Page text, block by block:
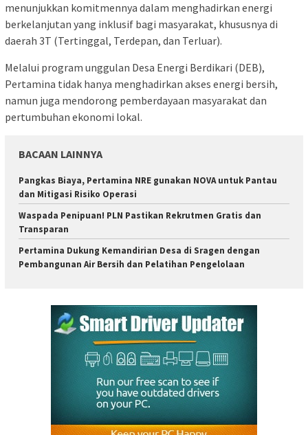
menunjukkan komitmennya dalam menghadirkan energi
berkelanjutan yang inklusif bagi masyarakat, khususnya di
daerah 3T (Tertinggal, Terdepan, dan Terluar).
Melalui program unggulan Desa Energi Berdikari (DEB),
Pertamina tidak hanya menghadirkan akses energi bersih,
namun juga mendorong pemberdayaan masyarakat dan
pertumbuhan ekonomi lokal.
BACAAN LAINNYA
Pangkas Biaya, Pertamina NRE gunakan NOVA untuk Pantau
dan Mitigasi Risiko Operasi
Waspada Penipuan! PLN Pastikan Rekrutmen Gratis dan
Transparan
Pertamina Dukung Kemandirian Desa di Sragen dengan
Pembangunan Air Bersih dan Pelatihan Pengelolaan